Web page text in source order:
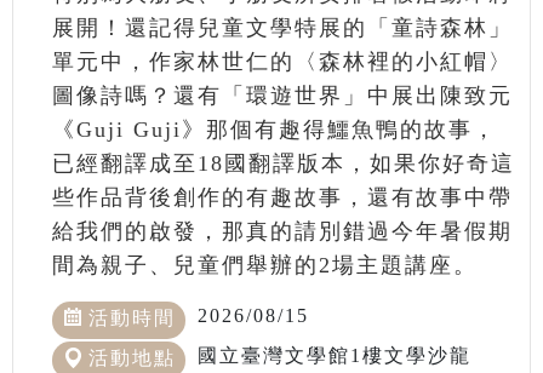
展開！還記得兒童文學特展的「童詩森林」
單元中，作家林世仁的〈森林裡的小紅帽〉
圖像詩嗎？還有「環遊世界」中展出陳致元
《Guji Guji》那個有趣得鱷魚鴨的故事，
已經翻譯成至18國翻譯版本，如果你好奇這
些作品背後創作的有趣故事，還有故事中帶
給我們的啟發，那真的請別錯過今年暑假期
間為親子、兒童們舉辦的2場主題講座。
活動時間 2026/08/15
活動地點 國立臺灣文學館1樓文學沙龍